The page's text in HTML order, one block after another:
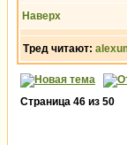
Наверх
Тред читают:
Страница 46 из 50